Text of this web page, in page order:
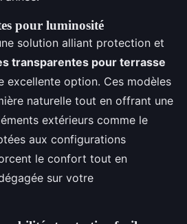
pour luminosité
solution alliant protection et
transparentes pour terrasse
excellente option. Ces modèles
naturelle tout en offrant une
extérieurs comme le
aux configurations
le confort tout en
sur votre